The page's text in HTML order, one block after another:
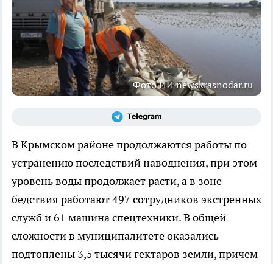
Фото ИИ newskrasnodar.ru
В Крымском районе продолжаются работы по
устранению последствий наводнения, при этом
уровень воды продолжает расти, а в зоне
бедствия работают 497 сотрудников экстренных
служб и 61 машина спецтехники. В общей
сложности в муниципалитете оказались
подтоплены 3,5 тысячи гектаров земли, причем